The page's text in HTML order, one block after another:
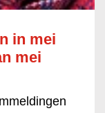
in mei
mei